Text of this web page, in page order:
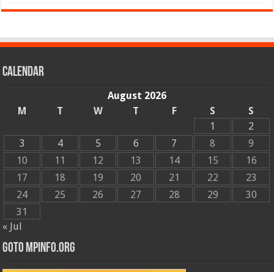
Calendar
August 2026
M
T W T F S
S
1
2
3
4 5 6 7 8
9
10
11 12 13 14 15
16
17
18 19 20 21 22
23
24
25 26 27 28 29
30
31
« Jul
GOTO MPINFO.ORG